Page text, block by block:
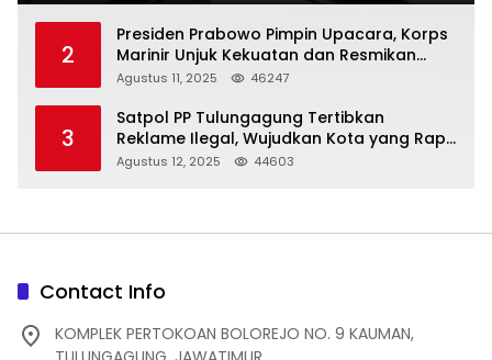
2
Presiden Prabowo Pimpin Upacara, Korps
Marinir Unjuk Kekuatan dan Resmikan
Struktur Baru
Agustus 11, 2025 46247
3
Satpol PP Tulungagung Tertibkan
Reklame Ilegal, Wujudkan Kota yang Rapi
dan Indah
Agustus 12, 2025 44603
Contact Info
KOMPLEK PERTOKOAN BOLOREJO NO. 9 KAUMAN,